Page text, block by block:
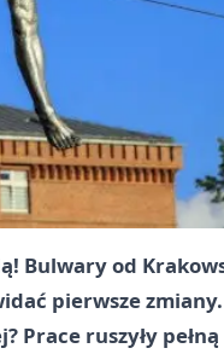
Bulwary od
pierwsze
ruszyły